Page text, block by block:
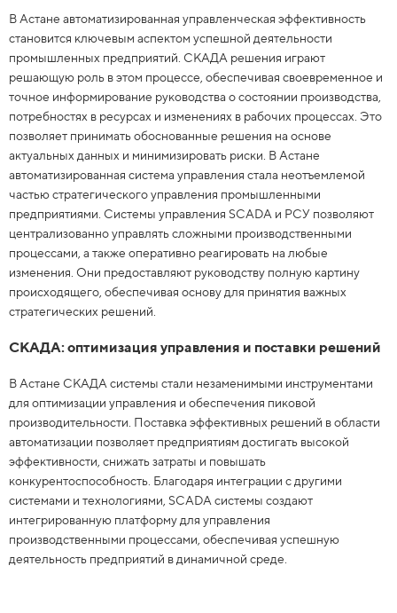
В Астане автоматизированная управленческая эффективность
становится ключевым аспектом успешной деятельности
промышленных предприятий. СКАДА решения играют
решающую роль в этом процессе, обеспечивая своевременное и
точное информирование руководства о состоянии производства,
потребностях в ресурсах и изменениях в рабочих процессах. Это
позволяет принимать обоснованные решения на основе
актуальных данных и минимизировать риски. В Астане
автоматизированная система управления стала неотъемлемой
частью стратегического управления промышленными
предприятиями. Системы управления SCADA и РСУ позволяют
централизованно управлять сложными производственными
процессами, а также оперативно реагировать на любые
изменения. Они предоставляют руководству полную картину
происходящего, обеспечивая основу для принятия важных
стратегических решений.
СКАДА: оптимизация управления и поставки решений
В Астане СКАДА системы стали незаменимыми инструментами
для оптимизации управления и обеспечения пиковой
производительности. Поставка эффективных решений в области
автоматизации позволяет предприятиям достигать высокой
эффективности, снижать затраты и повышать
конкурентоспособность. Благодаря интеграции с другими
системами и технологиями, SCADA системы создают
интегрированную платформу для управления
производственными процессами, обеспечивая успешную
деятельность предприятий в динамичной среде.